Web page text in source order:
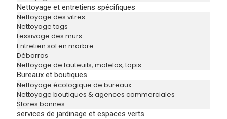
Nettoyage et entretiens spécifiques
Nettoyage des vitres
Nettoyage tags
Lessivage des murs
Entretien sol en marbre
Débarras
Nettoyage de fauteuils, matelas, tapis
Bureaux et boutiques
Nettoyage écologique de bureaux
Nettoyage boutiques & agences commerciales
Stores bannes
services de jardinage et espaces verts